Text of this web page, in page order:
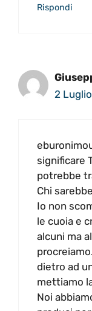
Rispondi
2
significare
potrebbe
Chi
Io non
le cuoia e
alcuni ma
dietro ad
mettiamo
Noi